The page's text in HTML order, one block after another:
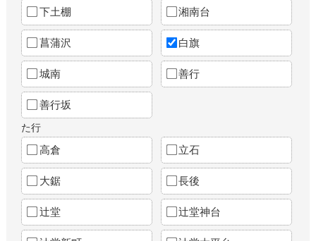
下土棚 湘南台
菖蒲沢 白旗
城南 善行
善行坂
た行
高倉 立石
大鋸 長後
辻堂 辻堂神台